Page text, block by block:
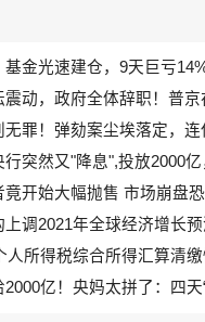
基金光速建仓，9天巨亏
震动，政府全体辞职！普
罪！弹劾案尘埃落定，连
行突然又"降息",投放2000
竟开始大幅抛售 市场崩盘
上调2021年全球经济增长
人所得税综合所得汇算清
2000亿！央妈太拼了：四天